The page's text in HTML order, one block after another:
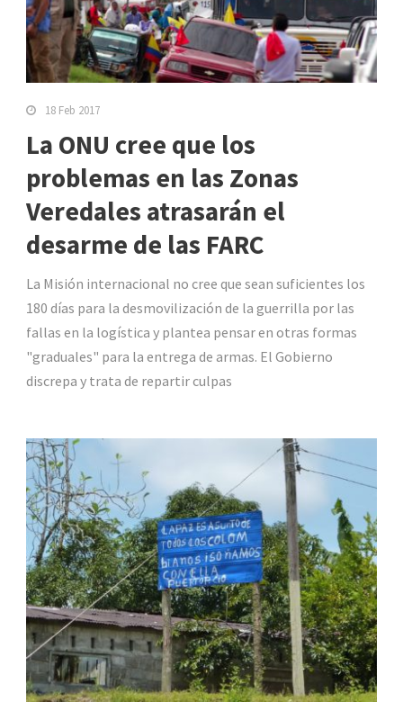
18 Feb 2017
La ONU cree que los
problemas en las Zonas
Veredales atrasarán el
desarme de las FARC
La Misión internacional no cree que sean suficientes los
180 días para la desmovilización de la guerrilla por las
fallas en la logística y plantea pensar en otras formas
"graduales" para la entrega de armas. El Gobierno
discrepa y trata de repartir culpas